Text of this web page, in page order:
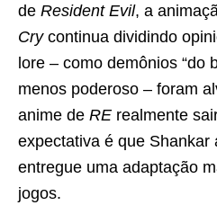
de Resident Evil, a
Crycontinua dividindo
lore – como demônios “do
menos poderoso – foram
anime de RE realmente
expectativa é que Shankar
entregue uma adaptação
jogos.